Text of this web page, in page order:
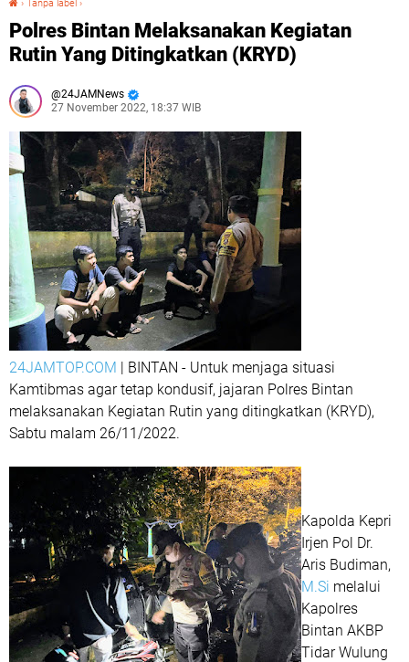
› Tanpa label ›
Polres Bintan Melaksanakan Kegiatan
Rutin Yang Ditingkatkan (KRYD)
24JAMNews
27 November 2022, 18:37 WIB
24JAMTOP.COM | BINTAN - Untuk menjaga situasi
Kamtibmas agar tetap kondusif, jajaran Polres Bintan
melaksanakan Kegiatan Rutin yang ditingkatkan (KRYD),
Sabtu malam 26/11/2022.
Kapolda Kepri
Irjen Pol Dr.
Aris Budiman,
M.Si melalui
Kapolres
Bintan AKBP
Tidar Wulung